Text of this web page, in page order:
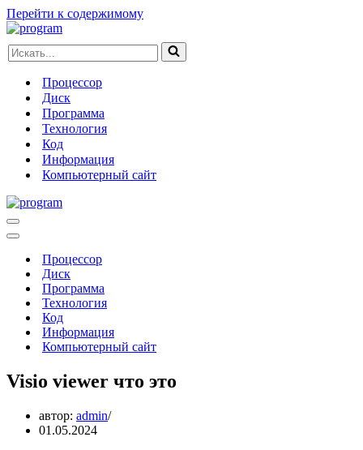
Перейти к содержимому
Искать...
Процессор
Диск
Программа
Технология
Код
Информация
Компьютерный сайт
Меню
навигации
Меню
навигацииПроцессор
Диск
Программа
Технология
Код
Информация
Компьютерный сайт
Visio viewer что это
автор: admin
01.05.2024